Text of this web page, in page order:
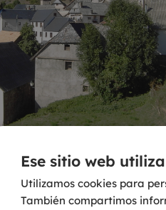
Ese sitio web
Utilizamos cookies para
También compartimos